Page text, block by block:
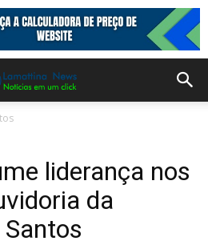
liderança nos
da